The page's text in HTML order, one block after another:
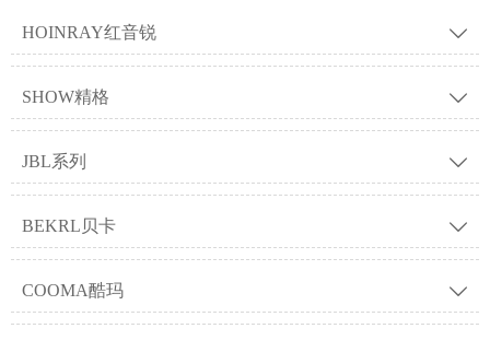
HOINRAY红音锐 
SHOW精格 
JBL系列 
BEKRL贝卡 
COOMA酷玛 